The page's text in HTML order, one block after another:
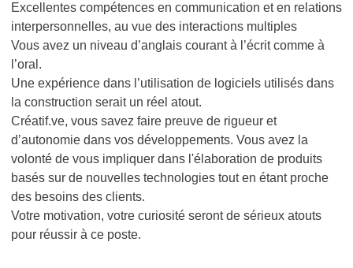
Excellentes compétences en communication et en relations
interpersonnelles, au vue des interactions multiples
Vous avez un niveau d’anglais courant à l’écrit comme à
l’oral.
Une expérience dans l’utilisation de logiciels utilisés dans
la construction serait un réel atout.
Créatif.ve, vous savez faire preuve de rigueur et
d’autonomie dans vos développements. Vous avez la
volonté de vous impliquer dans l'élaboration de produits
basés sur de nouvelles technologies tout en étant proche
des besoins des clients.
Votre motivation, votre curiosité seront de sérieux atouts
pour réussir à ce poste.